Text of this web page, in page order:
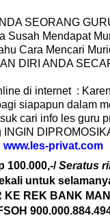
SEORANG
Susah Mendapat
Cara Mencari
DIRI ANDA
di internet :
siapapun dalam
cari info les guru
INGIN
www.les-privat.com
100.000,-/Seratus
untuk
KE REK BANK